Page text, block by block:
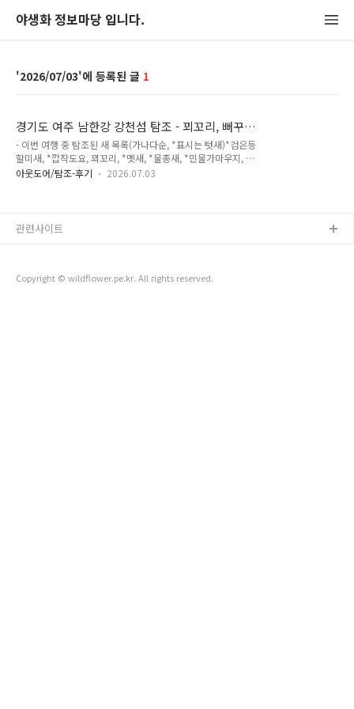
야생화 정보마당 입니다.
2026/07/03 1
경기도 여주 남한강 강천섬 탐조 - 꾀꼬리, 뻐꾸
기, 쇠제비갈매기, 후투티, 흰목물떼새 (2026-07-
02)
- 이번 여행 중 탐조된 새 목록(가나다순, *표시는 텃새)*검은등
할미새, *깝작도요, 꾀꼬리, *멧새, *물총새, *민물가마우지, 뻐
꾸기, 쇠제비갈매기, *왜가리, *중대백로, *황조롱이, 후투티, 흰
마리가 옹기 종기 모여 있습니다. 흰뺨검둥오리 - 성조, 어린새.
린새. 크롭 사진입니다. 뻐꾸기 - 크롭 사진입니다. 뻐꾸기..
아웃도어/탐조-후기 2026.07.03
Copyright © wildflower.pe.kr. All rights reserved.
관련사이트